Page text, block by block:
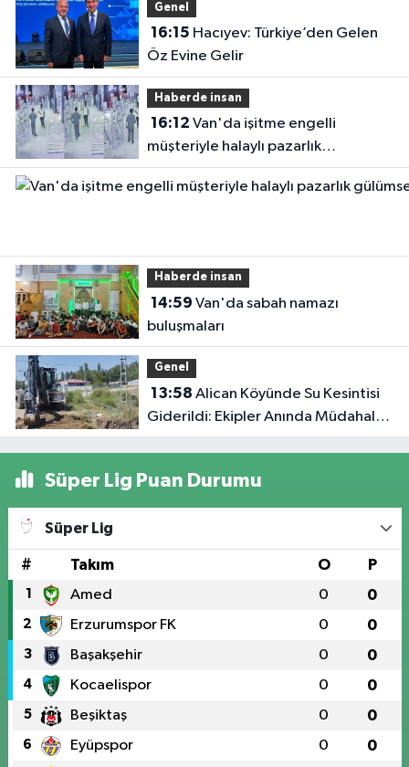
Genel
16:15
Öz Evine Gelir
Haberde insan
16:12
müşteriyle halaylı pazarlık
gülümsetti
Haberde insan
14:59
buluşmaları
Genel
13:58
Giderildi: Ekipler Anında Müdahale
Etti
Süper Lig Puan Durumu
Süper Lig
# Takım O P
1 Amed 0 0
2 Erzurumspor FK 0 0
3 Başakşehir 0 0
4 Kocaelispor 0 0
5 Beşiktaş 0 0
6 Eyüpspor 0 0